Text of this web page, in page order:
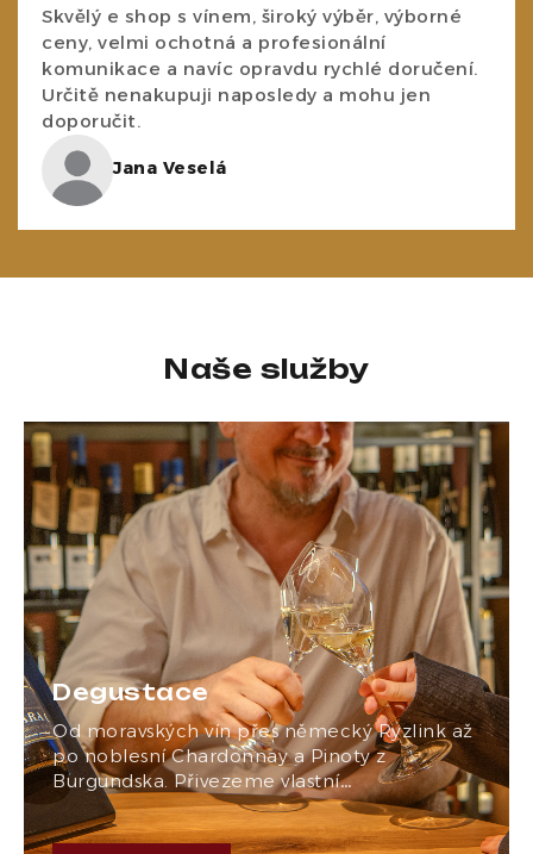
Skvělý e shop s vínem, široký výběr, výborné
ceny, velmi ochotná a profesionální
komunikace a navíc opravdu rychlé doručení.
Určitě nenakupuji naposledy a mohu jen
doporučit.
Jana Veselá
Naše služby
Degustace
Od moravských vín přes německý Ryzlink až
po noblesní Chardonnay a Pinoty z
Burgundska. Přivezeme vlastní…